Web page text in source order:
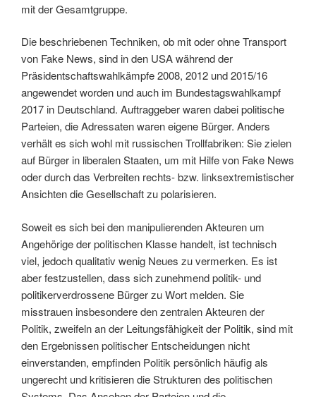
mit der Gesamtgruppe.
Die beschriebenen Techniken, ob mit oder ohne Transport
von Fake News, sind in den USA während der
Präsidentschaftswahlkämpfe 2008, 2012 und 2015/16
angewendet worden und auch im Bundestagswahlkampf
2017 in Deutschland. Auftraggeber waren dabei politische
Parteien, die Adressaten waren eigene Bürger. Anders
verhält es sich wohl mit russischen Trollfabriken: Sie zielen
auf Bürger in liberalen Staaten, um mit Hilfe von Fake News
oder durch das Verbreiten rechts- bzw. linksextremistischer
Ansichten die Gesellschaft zu polarisieren.
Soweit es sich bei den manipulierenden Akteuren um
Angehörige der politischen Klasse handelt, ist technisch
viel, jedoch qualitativ wenig Neues zu vermerken. Es ist
aber festzustellen, dass sich zunehmend politik- und
politikerverdrossene Bürger zu Wort melden. Sie
misstrauen insbesondere den zentralen Akteuren der
Politik, zweifeln an der Leitungsfähigkeit der Politik, sind mit
den Ergebnissen politischer Entscheidungen nicht
einverstanden, empfinden Politik persönlich häufig als
ungerecht und kritisieren die Strukturen des politischen